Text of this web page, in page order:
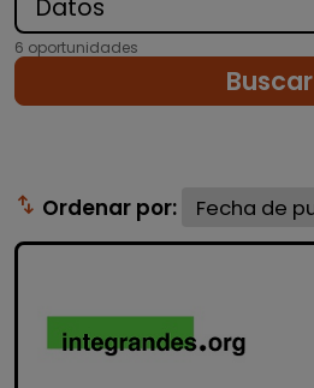
6 oportunidades
Buscar
swap_vert Ordenar por: